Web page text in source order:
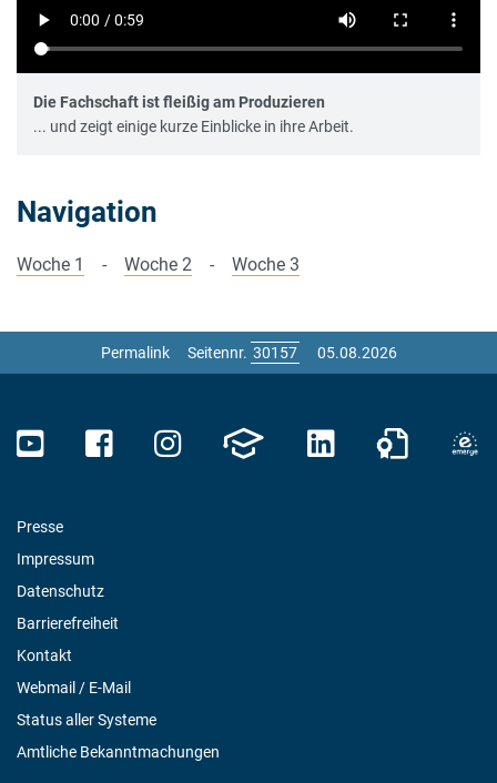
Die Fachschaft ist fleißig am Produzieren
... und zeigt einige kurze Einblicke in ihre Arbeit.
Navigation
Woche 1 - Woche 2 - Woche 3
Permalink Seitennr. 05.08.2026
Presse
Impressum
Datenschutz
Barrierefreiheit
Kontakt
Webmail / E-Mail
Status aller Systeme
Amtliche Bekanntmachungen